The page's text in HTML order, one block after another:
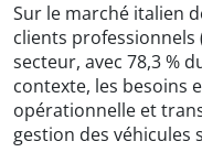
Sur le marché italien
clients professionnels
secteur, avec 78,3 %
contexte, les besoins
opérationnelle et
gestion des véhicules